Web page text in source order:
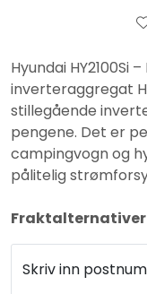
Hyundai
inverteraggregat
stillegående
pengene. Det er
campingvogn og
pålitelig
Fraktalternativer
Skriv inn